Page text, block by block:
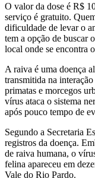
O valor da dose é R$
serviço é gratuito.
dificuldade de levar o
tem a opção de buscar
local onde se encontra
A raiva é uma doença
transmitida na
primatas e morcegos
vírus ataca o sistema
após pouco tempo de
Segundo a Secretaria
registros da doença.
de raiva humana, o
felina apareceu em
Vale do Rio Pardo.